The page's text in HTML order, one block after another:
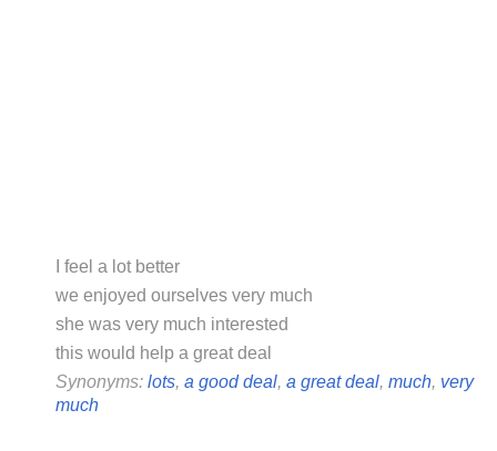
I feel a lot better
we enjoyed ourselves very much
she was very much interested
this would help a great deal
Synonyms: lots, a good deal, a great deal, much, very
much